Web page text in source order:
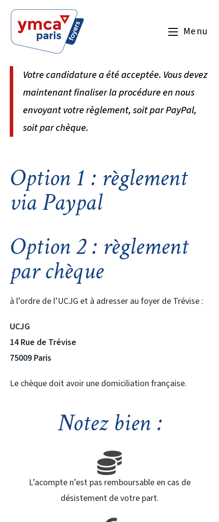
Menu
Votre candidature a été acceptée. Vous devez
maintenant finaliser la procédure en nous
envoyant votre règlement, soit par PayPal,
soit par chèque.
Option 1 : règlement
via Paypal
Option 2 : règlement
par chèque
à l’ordre de l’UCJG et à adresser au foyer de Trévise :
UCJG
14 Rue de Trévise
75009 Paris
Le chèque doit avoir une domiciliation française.
Notez bien :
L’acompte n’est pas remboursable en cas de
désistement de votre part.